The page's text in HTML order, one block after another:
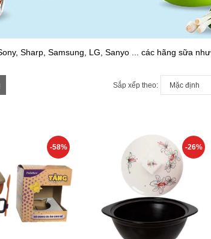
Sharp, Samsung, LG, Sanyo ... các hãng sữa như
Sắp xếp theo:
-58% -26%